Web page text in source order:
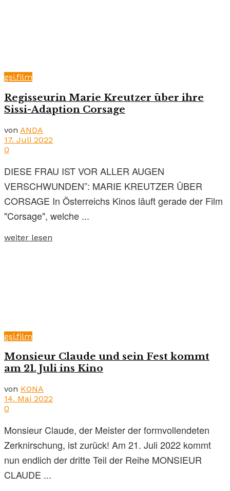
gsi.film
Regisseurin Marie Kreutzer über ihre
Sissi-Adaption Corsage
von ANDA
17. Juli 2022
0
DIESE FRAU IST VOR ALLER AUGEN
VERSCHWUNDEN”: MARIE KREUTZER ÜBER
CORSAGE In Österreichs Kinos läuft gerade der Film
"Corsage", welche ...
weiter lesen
gsi.film
Monsieur Claude und sein Fest kommt
am 21. Juli ins Kino
von KONA
14. Mai 2022
0
Monsieur Claude, der Meister der formvollendeten
Zerknirschung, ist zurück! Am 21. Juli 2022 kommt
nun endlich der dritte Teil der Reihe MONSIEUR
CLAUDE ...